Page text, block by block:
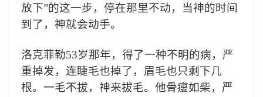
放下”的这一步，停在那里不动，当神的时间
到了，神就会动手。
洛克菲勒53岁那年，得了一种不明的病，严
重掉发，连睫毛也掉了，眉毛也只剩下几
根。一毛不拔，神来拔毛。他骨瘦如柴，严